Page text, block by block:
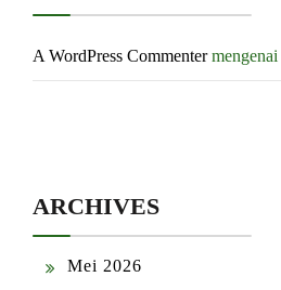
A WordPress Commentermengenai
ARCHIVES
Mei 2026